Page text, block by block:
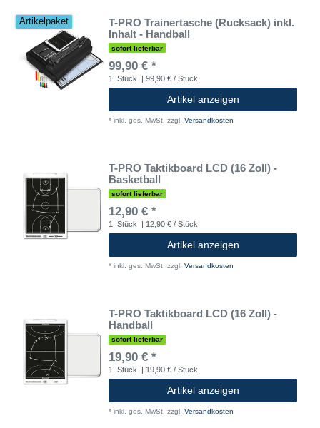
Artikelpaket
T-PRO Trainertasche (Rucksack) inkl.
Inhalt - Handball
sofort lieferbar
99,90 € *
1 Stück | 99,90 € / Stück
Artikel anzeigen
* inkl. ges. MwSt. zzgl. Versandkosten
T-PRO Taktikboard LCD (16 Zoll) -
Basketball
sofort lieferbar
12,90 € *
1 Stück | 12,90 € / Stück
Artikel anzeigen
* inkl. ges. MwSt. zzgl. Versandkosten
T-PRO Taktikboard LCD (16 Zoll) -
Handball
sofort lieferbar
19,90 € *
1 Stück | 19,90 € / Stück
Artikel anzeigen
* inkl. ges. MwSt. zzgl. Versandkosten